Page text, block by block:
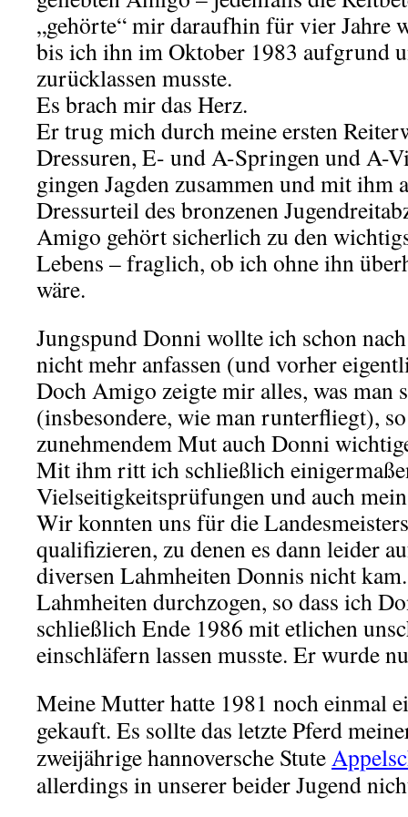
„gehörte“ mir daraufhin für vier Jahre
bis ich ihn im Oktober 1983 aufgrund
zurücklassen musste.
Es brach mir das Herz.
Er trug mich durch meine ersten
Dressuren, E- und A-Springen und A-
gingen Jagden zusammen und mit ihm
Dressurteil des bronzenen
Amigo gehört sicherlich zu den
Lebens – fraglich, ob ich ohne ihn
wäre.
Jungspund Donni wollte ich schon
nicht mehr anfassen (und vorher
Doch Amigo zeigte mir alles, was man
(insbesondere, wie man runterfliegt),
zunehmendem Mut auch Donni
Mit ihm ritt ich schließlich
Vielseitigkeitsprüfungen und auch
Wir konnten uns für die
qualifizieren, zu denen es dann leider
diversen Lahmheiten Donnis nicht
Lahmheiten durchzogen, so dass ich
schließlich Ende 1986 mit etlichen
einschläfern lassen musste. Er wurde
Meine Mutter hatte 1981 noch einmal
gekauft. Es sollte das letzte Pferd
zweijährige hannoversche Stute
allerdings in unserer beider Jugend